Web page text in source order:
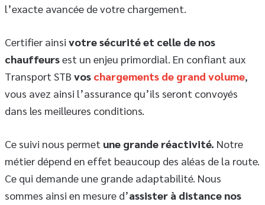
l’exacte avancée de votre chargement.
Certifier ainsi votre sécurité et celle de nos
chauffeursest un enjeu primordial. En confiant aux
Transport STB vos chargements de grand volume,
vous avez ainsi l’assurance qu’ils seront convoyés
dans les meilleures conditions.
Ce suivi nous permet une grande réactivité. Notre
métier dépend en effet beaucoup des aléas de la route.
Ce qui demande une grande adaptabilité. Nous
sommes ainsi en mesure d’assister à distance nos